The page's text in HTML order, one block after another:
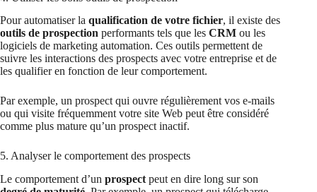
Pour automatiser la qualification de votre fichier, il existe des
outils de prospection performants tels que les CRM ou les
logiciels de marketing automation. Ces outils permettent de
suivre les interactions des prospects avec votre entreprise et de
les qualifier en fonction de leur comportement.
Par exemple, un prospect qui ouvre régulièrement vos e-mails
ou qui visite fréquemment votre site Web peut être considéré
comme plus mature qu’un prospect inactif.
5. Analyser le comportement des prospects
Le comportement d’un prospect peut en dire long sur son